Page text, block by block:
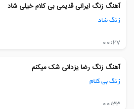
آهنگ زنگ ایرانی قدیمی بی کلام خیلی شاد
زنگ شاد
00:27
آهنگ زنگ رضا یزدانی شک میکنم
زنگ بی کلام
00:33